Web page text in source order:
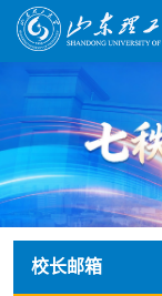
校长邮箱